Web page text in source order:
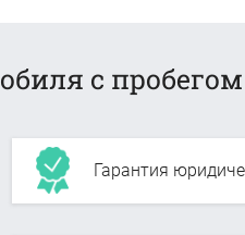
с пробегом
Гарантия